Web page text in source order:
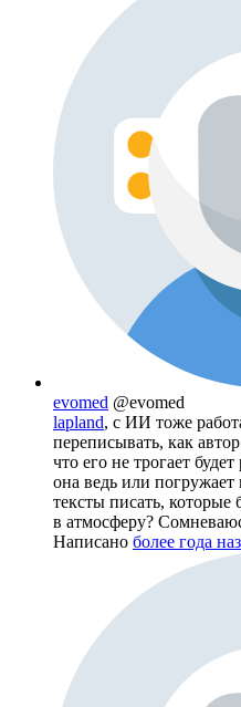
evomed @evomed
lapland, с ИИ тоже
переписывать, как
что его не трогает
она ведь или
тексты писать, которые
в атмосферу?
Написано более года